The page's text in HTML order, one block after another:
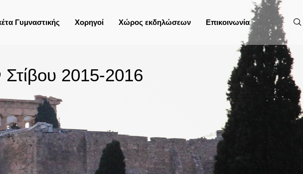
Γυμναστικής Χορηγοί Χώρος εκδηλώσεων Επικοινωνία
2015-2016